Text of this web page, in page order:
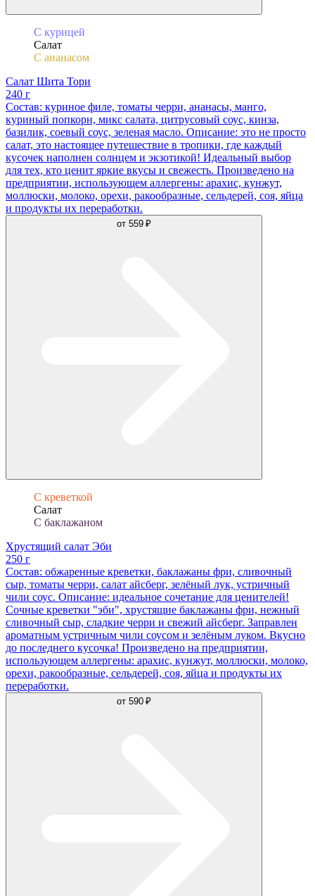
С курицей
Салат
С ананасом
Салат Шита Тори
240 г
Состав: куриное филе, томаты черри, ананасы, манго,
куриный попкорн, микс салата, цитрусовый соус, кинза,
базилик, соевый соус, зеленая масло. Описание: это не просто
салат, это настоящее путешествие в тропики, где каждый
кусочек наполнен солнцем и экзотикой! Идеальный выбор
для тех, кто ценит яркие вкусы и свежесть. Произведено на
предприятии, использующем аллергены: арахис, кунжут,
моллюски, молоко, орехи, ракообразные, сельдерей, соя, яйца
и продукты их переработки.
от 559 ₽
С креветкой
Салат
С баклажаном
Хрустящий салат Эби
250 г
Состав: обжаренные креветки, баклажаны фри, сливочный
сыр, томаты черри, салат айсберг, зелёный лук, устричный
чили соус. Описание: идеальное сочетание для ценителей!
Сочные креветки "эби", хрустящие баклажаны фри, нежный
сливочный сыр, сладкие черри и свежий айсберг. Заправлен
ароматным устричным чили соусом и зелёным луком. Вкусно
до последнего кусочка! Произведено на предприятии,
использующем аллергены: арахис, кунжут, моллюски, молоко,
орехи, ракообразные, сельдерей, соя, яйца и продукты их
переработки.
от 590 ₽